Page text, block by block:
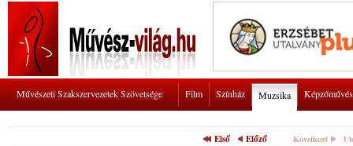
Művészeti Szakszervezetek Szövetsége Film Színház Muzsika
Első Előző Következő